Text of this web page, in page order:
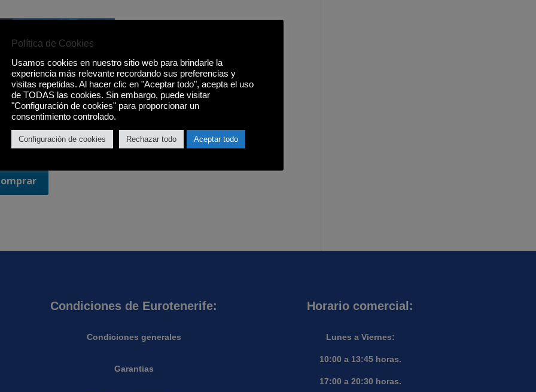
TCL 43P6K
€
Condiciones de Eurotenerife:
Condiciones generales
Garantias
Horario comercial:
Lunes a Viernes:
10:00 a 13:45 horas.
17:00 a 20:30 horas.
Política de Cookies
Usamos cookies en nuestro sitio web para brindarle la
experiencia más relevante recordando sus preferencias y
visitas repetidas. Al hacer clic en "Aceptar todo", acepta el uso
de TODAS las cookies. Sin embargo, puede visitar
"Configuración de cookies" para proporcionar un
consentimiento controlado.
Configuración de cookies Rechazar todo Aceptar todo